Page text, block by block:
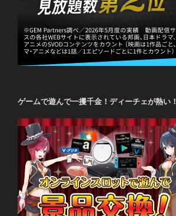
ゲームで遊んで一攫千金！ディーチェが熱い！